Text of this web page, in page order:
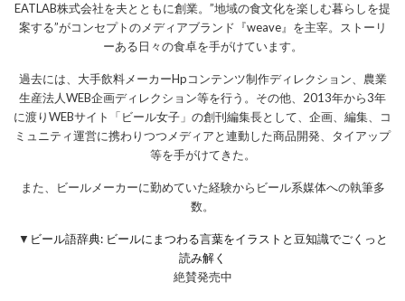
EATLAB株式会社を夫とともに創業。”地域の食文化を楽しむ暮らしを提
案する”がコンセプトのメディアブランド『weave』を主宰。ストーリ
ーある日々の食卓を手がけています。
過去には、大手飲料メーカーHpコンテンツ制作ディレクション、農業
生産法人WEB企画ディレクション等を行う。その他、2013年から3年
に渡りWEBサイト「ビール女子」の創刊編集長として、企画、編集、コ
ミュニティ運営に携わりつつメディアと連動した商品開発、タイアップ
等を手がけてきた。
また、ビールメーカーに勤めていた経験からビール系媒体への執筆多
数。
▼ ビール語辞典: ビールにまつわる言葉をイラストと豆知識でごくっと
読み解く
絶賛発売中